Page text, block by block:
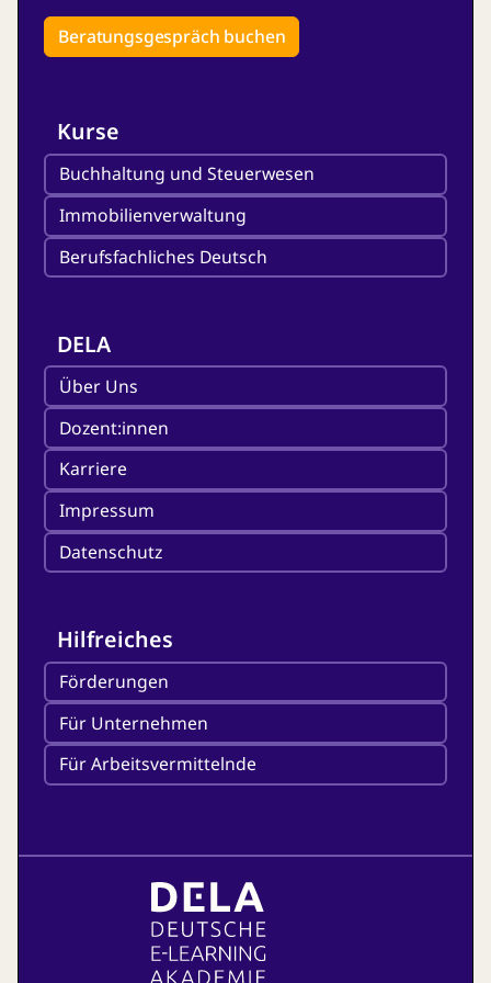
Beratungsgespräch buchen
Kurse
Buchhaltung und Steuerwesen
Immobilienverwaltung
Berufsfachliches Deutsch
DELA
Über Uns
Dozent:innen
Karriere
Impressum
Datenschutz
Hilfreiches
Förderungen
Für Unternehmen
Für Arbeitsvermittelnde